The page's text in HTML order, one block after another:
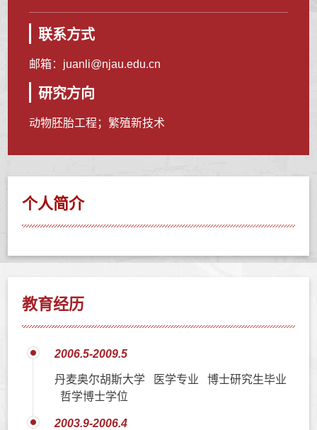
联系方式
邮箱： juanli@njau.edu.cn
研究方向
动物胚胎工程；繁殖新技术
个人简介
教育经历
2006.5-2009.5
丹麦奥尔胡斯大学 医学专业 博士研究生毕业
哲学博士学位
2003.9-2006.4